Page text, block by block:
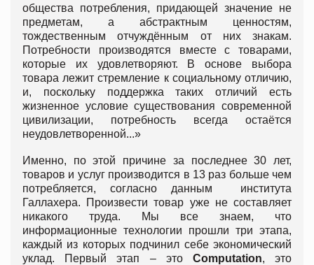
общества потребления, придающей значение не
предметам, а абстрактным ценностям,
тождественным отчуждённым от них знакам.
Потребности производятся вместе с товарами,
которые их удовлетворяют. В основе выбора
товара лежит стремление к социальному отличию,
и, поскольку поддержка таких отличий есть
жизненное условие существования современной
цивилизации, потребность всегда остаётся
неудовлетворенной...»
Именно, по этой причине за последнее 30 лет,
товаров и услуг производится в 13 раз больше чем
потребляется, согласно данным института
Галлахера. Произвести товар уже не составляет
никакого труда. Мы все знаем, что
информационные технологии прошли три этапа,
каждый из которых подчинил себе экономический
уклад. Первый этап – это Computation, это